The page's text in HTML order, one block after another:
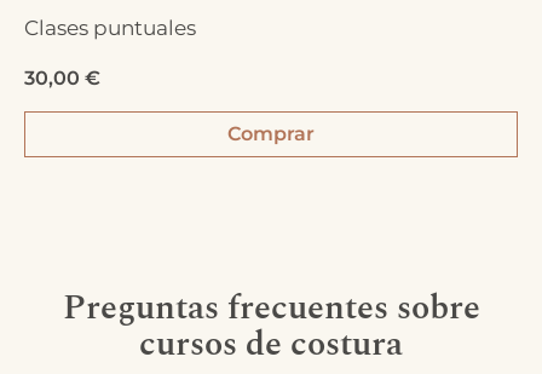
Clases puntuales
30,00 €
Comprar
Preguntas frecuentes sobre
cursos de costura